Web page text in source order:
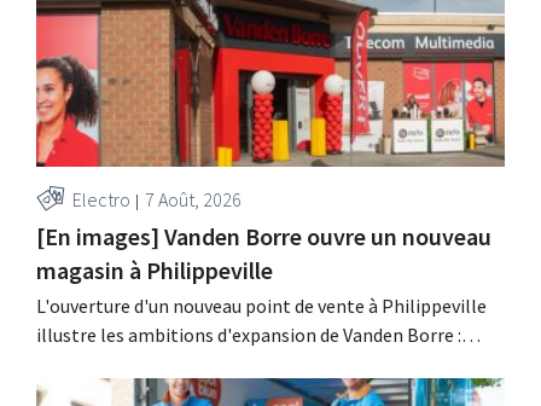
Electro 7 Août, 2026
[En images] Vanden Borre ouvre un nouveau
magasin à Philippeville
L'ouverture d'un nouveau point de vente à Philippeville
illustre les ambitions d'expansion de Vanden Borre :
détaillant d'électroménager à moins de 15 minutes de